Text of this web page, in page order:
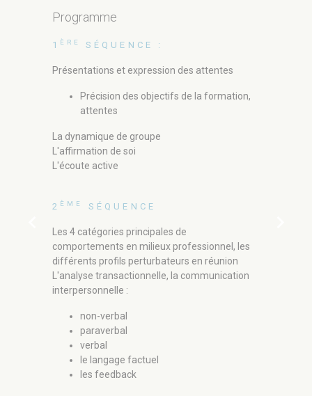
Programme
1 ÈRE SÉQUENCE :
Présentations et expression des attentes
Précision des objectifs de la formation,
attentes
La dynamique de groupe
L'affirmation de soi
L'écoute active
2 ÈME SÉQUENCE
Les 4 catégories principales de
comportements en milieux professionnel, les
différents profils perturbateurs en réunion
L'analyse transactionnelle, la communication
interpersonnelle :
non-verbal
paraverbal
verbal
le langage factuel
les feedback